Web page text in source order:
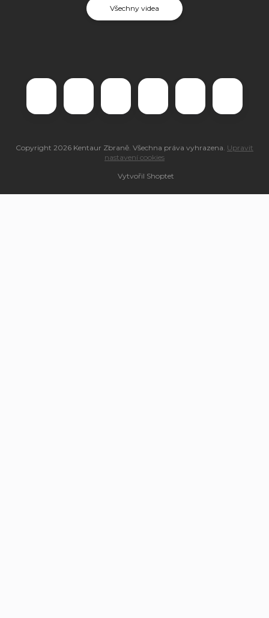
Všechny videa
Vytvořil Shoptet
Copyright 2026 Kentaur Zbraně. Všechna práva vyhrazena. Upravit
nastavení cookies